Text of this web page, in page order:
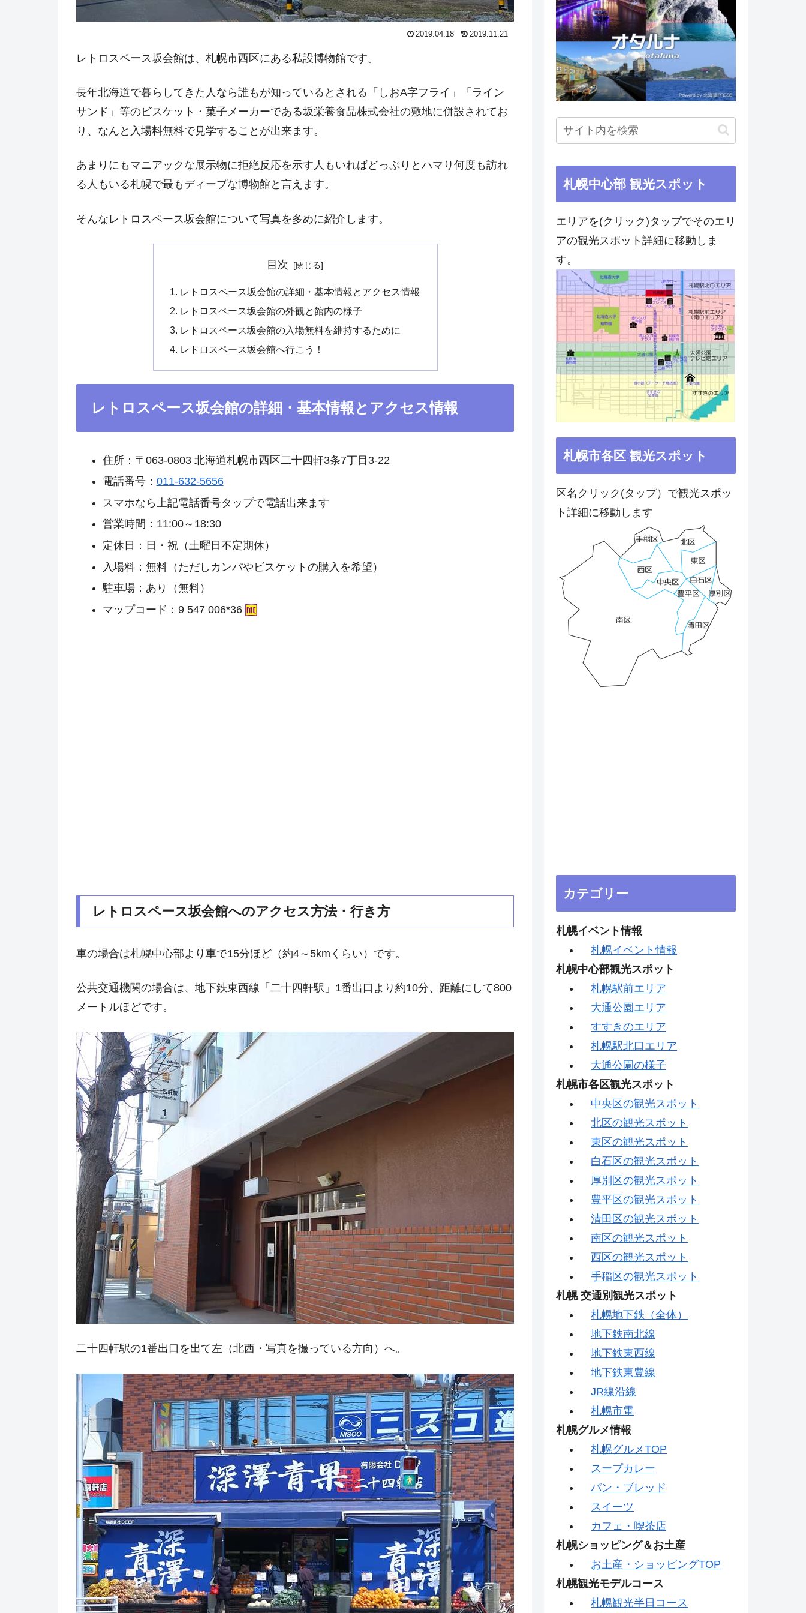
2019.04.18 2019.11.21
レトロスペース坂会館は、札幌市西区にある私設博物館です。
長年北海道で暮らしてきた人なら誰もが知っているとされる「しおA字フライ」「ライン
サンド」等のビスケット・菓子メーカーである坂栄養食品株式会社の敷地に併設されてお
り、なんと入場料無料で見学することが出来ます。
あまりにもマニアックな展示物に拒絶反応を示す人もいればどっぷりとハマり何度も訪れ
る人もいる札幌で最もディープな博物館と言えます。
そんなレトロスペース坂会館について写真を多めに紹介します。
目次
レトロスペース坂会館の詳細・基本情報とアクセス情報
レトロスペース坂会館の外観と館内の様子
レトロスペース坂会館の入場無料を維持するために
レトロスペース坂会館へ行こう！
レトロスペース坂会館の詳細・基本情報とアクセス情報
住所：〒063-0803 北海道札幌市西区二十四軒3条7丁目3-22
電話番号： 011-632-5656
スマホなら上記電話番号タップで電話出来ます
営業時間：11:00～18:30
定休日：日・祝（土曜日不定期休）
入場料：無料（ただしカンパやビスケットの購入を希望）
駐車場：あり（無料）
マップコード：9 547 006*36
レトロスペース坂会館へのアクセス方法・行き方
車の場合は札幌中心部より車で15分ほど（約4～5kmくらい）です。
公共交通機関の場合は、地下鉄東西線「二十四軒駅」1番出口より約10分、距離にして800
メートルほどです。
二十四軒駅の1番出口を出て左（北西・写真を撮っている方向）へ。
札幌中心部 観光スポット
エリアを(クリック)タップでそのエリ
アの観光スポット詳細に移動しま
す。
札幌市各区 観光スポット
区名クリック(タップ）で観光スポッ
ト詳細に移動します
カテゴリー
札幌イベント情報
札幌イベント情報
札幌中心部観光スポット
札幌駅前エリア
大通公園エリア
すすきのエリア
札幌駅北口エリア
大通公園の様子
札幌市各区観光スポット
中央区の観光スポット
北区の観光スポット
東区の観光スポット
白石区の観光スポット
厚別区の観光スポット
豊平区の観光スポット
清田区の観光スポット
南区の観光スポット
西区の観光スポット
手稲区の観光スポット
札幌 交通別観光スポット
札幌地下鉄（全体）
地下鉄南北線
地下鉄東西線
地下鉄東豊線
JR線沿線
札幌市電
札幌グルメ情報
札幌グルメTOP
スープカレー
パン・ブレッド
スイーツ
カフェ・喫茶店
札幌ショッピング＆お土産
お土産・ショッピングTOP
札幌観光モデルコース
札幌観光半日コース